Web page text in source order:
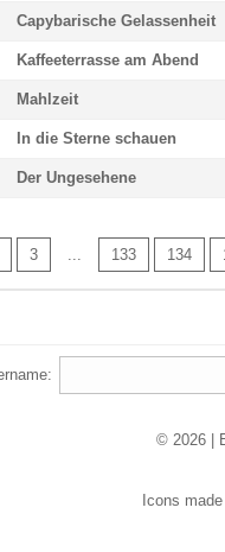
Capybarische Gelassenheit
Kaffeeterrasse am Abend
Mahlzeit
In die Sterne schauen
Der Ungesehene
3 ... 133 134
© 2026 |
Icons